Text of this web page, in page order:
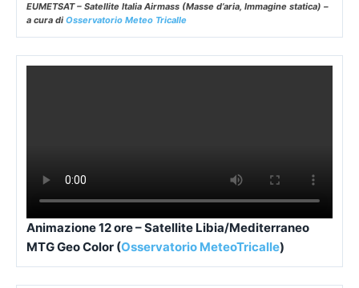
EUMETSAT – Satellite Italia Airmass (Masse d’aria, Immagine statica) –
a cura di Osservatorio Meteo Tricalle
Animazione 12 ore – Satellite Libia/Mediterraneo
MTG Geo Color (Osservatorio MeteoTricalle)